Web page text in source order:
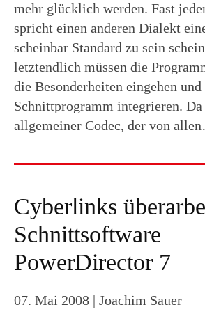
mehr glücklich werden. Fast
spricht einen anderen Dialekt
scheinbar Standard zu sein
letztendlich müssen die
die Besonderheiten eingehen
Schnittprogramm integrieren. Da
allgemeiner Codec, der von
Cyberlinks
Schnittsoftware
PowerDirector 7
07. Mai 2008 | Joachim Sauer